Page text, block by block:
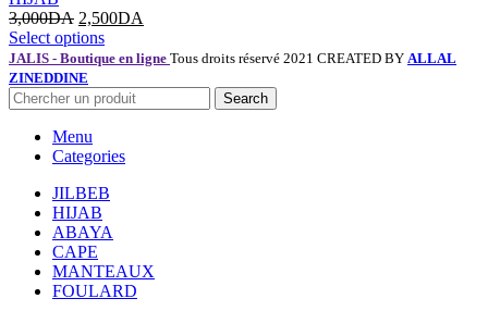
3,000DA 2,500DA
Select options
JALIS - Boutique en ligne Tous droits réservé 2021 CREATED BY ALLAL
ZINEDDINE
Search
Menu
Categories
JILBEB
HIJAB
ABAYA
CAPE
MANTEAUX
FOULARD